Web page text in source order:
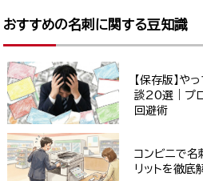
おすすめの名刺に関する豆知識
【保存版】や
談20選｜プ
回避術
コンビニで名
リットを徹底